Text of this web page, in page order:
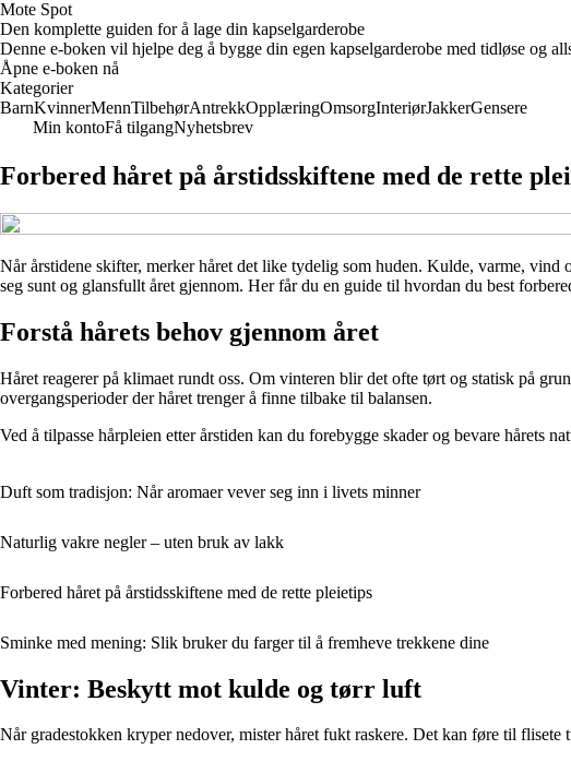
Mote Spot
Den komplette guiden for å lage din kapselgarderobe
Denne e-boken vil hjelpe deg å bygge din egen kapselgarderobe med tidløse og
Åpne e-boken nå
Kategorier
BarnKvinnerMennTilbehørAntrekkOpplæringOmsorgInteriørJakkerGensere
Min kontoFå tilgangNyhetsbrev
Forbered håret på årstidsskiftene med de rette
Når årstidene skifter, merker håret det like tydelig som huden. Kulde, varme,
seg sunt og glansfullt året gjennom. Her får du en guide til hvordan du best
Forstå hårets behov gjennom året
Håret reagerer på klimaet rundt oss. Om vinteren blir det ofte tørt og statisk på
overgangsperioder der håret trenger å finne tilbake til balansen.
Ved å tilpasse hårpleien etter årstiden kan du forebygge skader og bevare hårets
Duft som tradisjon: Når aromaer vever seg inn i livets minner
Naturlig vakre negler – uten bruk av lakk
Forbered håret på årstidsskiftene med de rette pleietips
Sminke med mening: Slik bruker du farger til å fremheve trekkene dine
Vinter: Beskytt mot kulde og tørr luft
Når gradestokken kryper nedover, mister håret fukt raskere. Det kan føre til flisete